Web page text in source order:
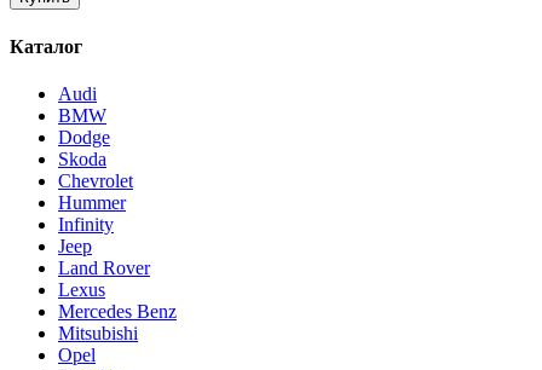
Каталог
Audi
BMW
Dodge
Skoda
Chevrolet
Hummer
Infinity
Jeep
Land Rover
Lexus
Mercedes Benz
Mitsubishi
Opel